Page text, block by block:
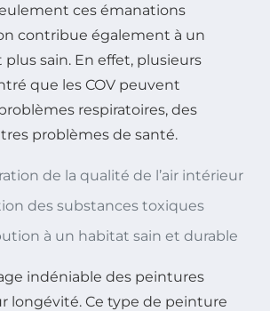
ces émanations
contribue également à un
sain. En effet, plusieurs
que les COV peuvent
respiratoires, des
problèmes de santé.
de la qualité de l’air intérieur
des substances toxiques
à un habitat sain et durable
indéniable des peintures
longévité. Ce type de peinture